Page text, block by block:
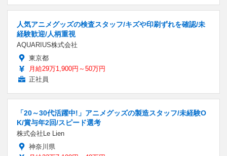
人気アニメグッズの検査スタッフ/キズや印刷ずれを確認/未
経験歓迎/人柄重視
AQUARIUS株式会社
東京都
月給29万1,900円～50万円
正社員
「20～30代活躍中!」アニメグッズの製造スタッフ/未経験O
K/賞与年2回/スピード選考
株式会社Le Lien
神奈川県